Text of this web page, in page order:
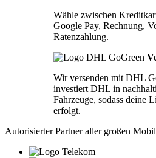
Wähle zwischen
Google Pay, Rechnung,
Ratenzahlung.
Wir versenden mit DHL
investiert DHL in
Fahrzeuge, sodass deine
erfolgt.
Autorisierter Partner aller großen